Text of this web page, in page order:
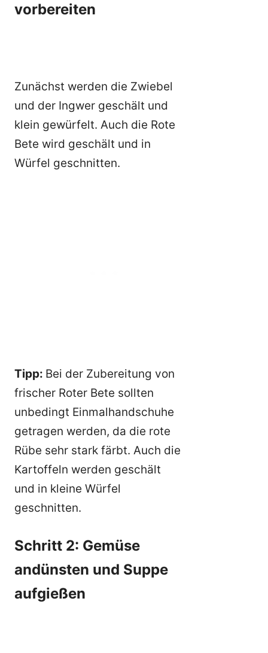
vorbereiten
Zunächst werden die Zwiebel
und der Ingwer geschält und
klein gewürfelt. Auch die Rote
Bete wird geschält und in
Würfel geschnitten.
Tipp: Bei der Zubereitung von
frischer Roter Bete sollten
unbedingt Einmalhandschuhe
getragen werden, da die rote
Rübe sehr stark färbt. Auch die
Kartoffeln werden geschält
und in kleine Würfel
geschnitten.
Schritt 2: Gemüse
andünsten und Suppe
aufgießen